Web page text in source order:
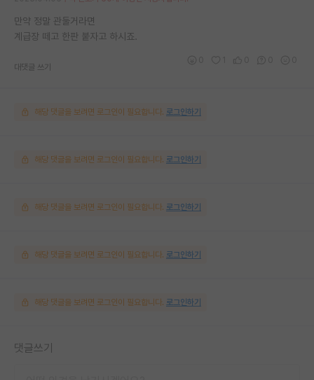
만약 정말 관둘거라면
계급장 떼고 한판 붙자고 하시죠.
대댓글 쓰기
해당 댓글을 보려면 로그인이 필요합니다. 로그인하기
해당 댓글을 보려면 로그인이 필요합니다. 로그인하기
해당 댓글을 보려면 로그인이 필요합니다. 로그인하기
해당 댓글을 보려면 로그인이 필요합니다. 로그인하기
해당 댓글을 보려면 로그인이 필요합니다. 로그인하기
댓글쓰기